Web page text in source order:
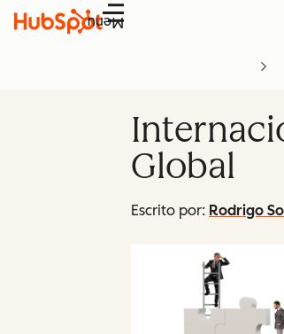
Menu
Global
Escrito por: Rodrigo